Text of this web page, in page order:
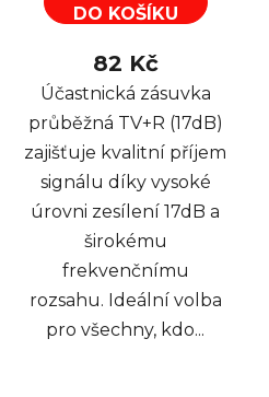
DO KOŠÍKU
82 Kč
Účastnická zásuvka
průběžná TV+R (17dB)
zajišťuje kvalitní příjem
signálu díky vysoké
úrovni zesílení 17dB a
širokému
frekvenčnímu
rozsahu. Ideální volba
pro všechny, kdo...